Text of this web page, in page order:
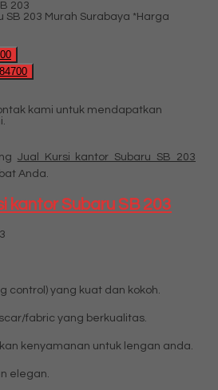
203
*Harga
kami untuk mendapatkan
Jual Kursi kantor Subaru SB 203
Anda.
kantor Subaru SB 203
control) yang kuat dan kokoh.
fabric yang berkualitas.
kenyamanan untuk lengan anda.
elegan.